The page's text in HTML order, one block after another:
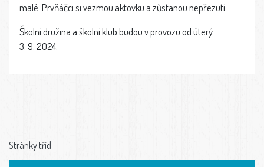
malé. Prvňáčci si vezmou aktovku a zůstanou nepřezutí.
Školní družina a školní klub budou v provozu od úterý
3. 9. 2024.
Stránky tříd